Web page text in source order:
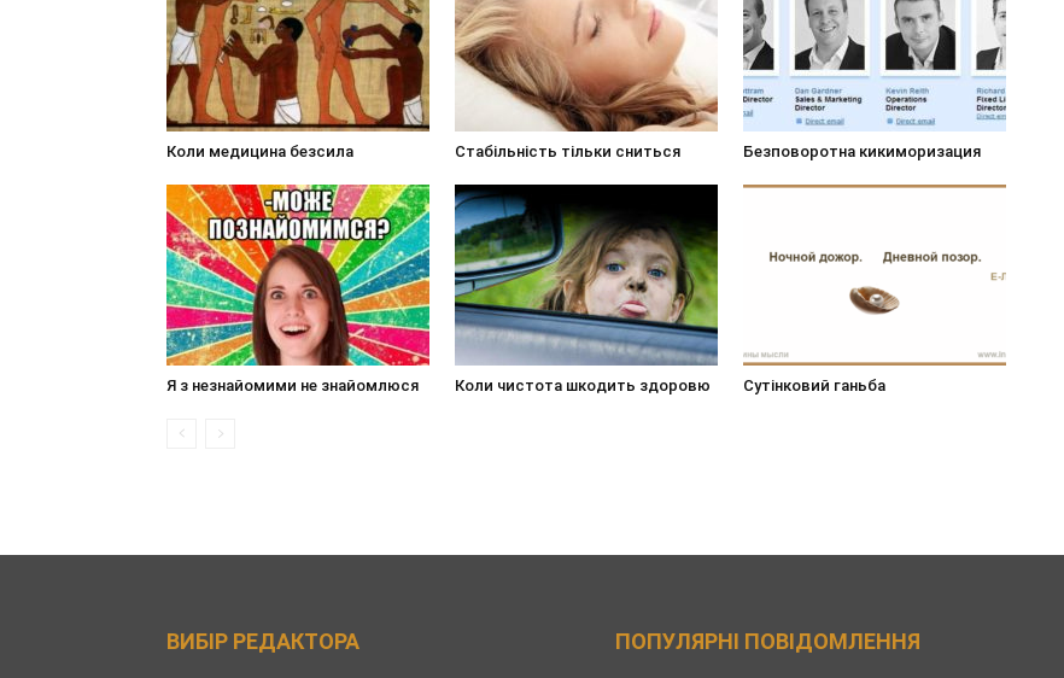
Коли медицина безсила Стабільність тільки сниться Безповоротна кикиморизация
Я з незнайомими не знайомлюся Коли чистота шкодить здоровю Сутінковий ганьба
ВИБІР РЕДАКТОРА ПОПУЛЯРНІ ПОВІДОМЛЕННЯ